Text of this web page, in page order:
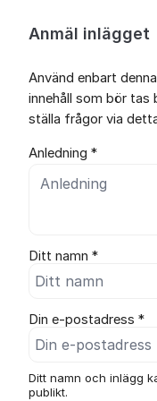
Anmäl inlägget
Använd enbart
innehåll som bör
ställa frågor via
Anledning *
Ditt namn *
Din e-postadress *
Ditt namn och inlägg
publikt.